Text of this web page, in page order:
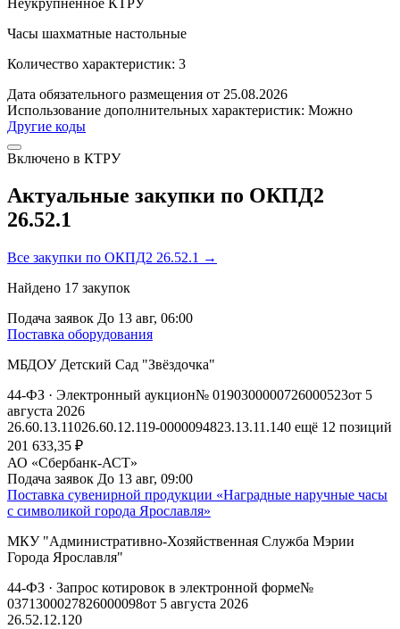
Часы шахматные настольные
Количество характеристик: 3
Дата обязательного размещения от 25.08.2026
Использование дополнительных характеристик: Можно
Другие коды
Включено в КТРУ
Актуальные закупки по ОКПД2
26.52.1
Все закупки по ОКПД2 26.52.1 →
Найдено 17 закупок
Подача заявок До 13 авг, 06:00
Поставка оборудования
МБДОУ Детский Сад "Звёздочка"
44-ФЗ · Электронный аукцион№ 0190300000726000523от 5
августа 2026
26.60.13.11026.60.12.119-0000094823.13.11.140 ещё 12 позиций
201 633,35 ₽
АО «Сбербанк-АСТ»
Подача заявок До 13 авг, 09:00
Поставка сувенирной продукции «Наградные наручные часы
с символикой города Ярославля»
МКУ "Административно-Хозяйственная Служба Мэрии
Города Ярославля"
44-ФЗ · Запрос котировок в электронной форме№
0371300027826000098от 5 августа 2026
26.52.12.120